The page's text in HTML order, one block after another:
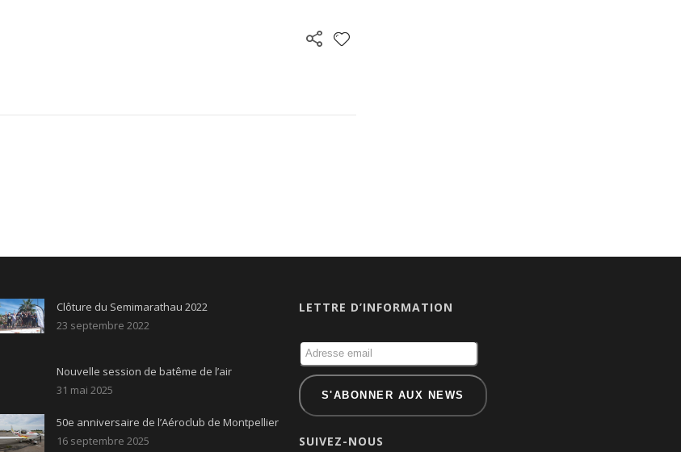
Clôture du Semimarathau 2022
23 septembre 2022
Nouvelle session de batême de l’air
31 mai 2025
50e anniversaire de l’Aéroclub de Montpellier
16 septembre 2025
LETTRE D’INFORMATION
SUIVEZ-NOUS